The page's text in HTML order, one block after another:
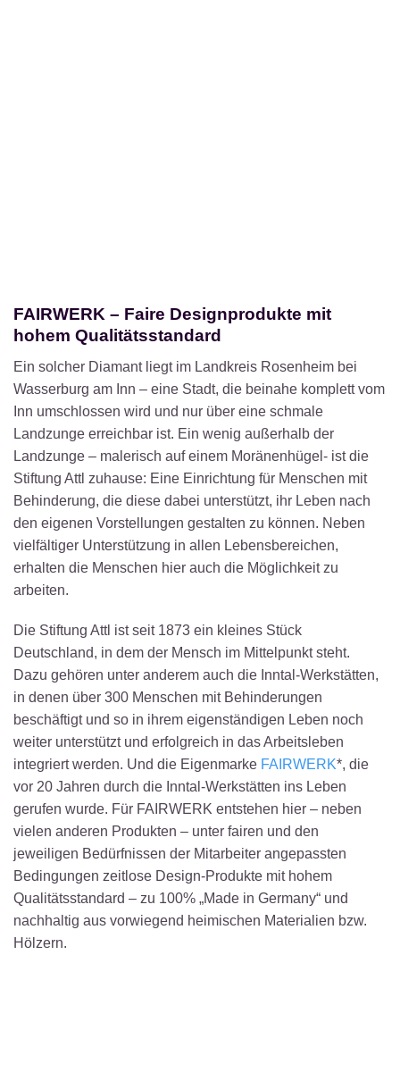
FAIRWERK – Faire Designprodukte mit
hohem Qualitätsstandard
Ein solcher Diamant liegt im Landkreis Rosenheim bei
Wasserburg am Inn – eine Stadt, die beinahe komplett vom
Inn umschlossen wird und nur über eine schmale
Landzunge erreichbar ist. Ein wenig außerhalb der
Landzunge – malerisch auf einem Moränenhügel- ist die
Stiftung Attl zuhause: Eine Einrichtung für Menschen mit
Behinderung, die diese dabei unterstützt, ihr Leben nach
den eigenen Vorstellungen gestalten zu können. Neben
vielfältiger Unterstützung in allen Lebensbereichen,
erhalten die Menschen hier auch die Möglichkeit zu
arbeiten.
Die Stiftung Attl ist seit 1873 ein kleines Stück
Deutschland, in dem der Mensch im Mittelpunkt steht.
Dazu gehören unter anderem auch die Inntal-Werkstätten,
in denen über 300 Menschen mit Behinderungen
beschäftigt und so in ihrem eigenständigen Leben noch
weiter unterstützt und erfolgreich in das Arbeitsleben
integriert werden. Und die Eigenmarke FAIRWERK*, die
vor 20 Jahren durch die Inntal-Werkstätten ins Leben
gerufen wurde. Für FAIRWERK entstehen hier – neben
vielen anderen Produkten – unter fairen und den
jeweiligen Bedürfnissen der Mitarbeiter angepassten
Bedingungen zeitlose Design-Produkte mit hohem
Qualitätsstandard – zu 100% „Made in Germany“ und
nachhaltig aus vorwiegend heimischen Materialien bzw.
Hölzern.